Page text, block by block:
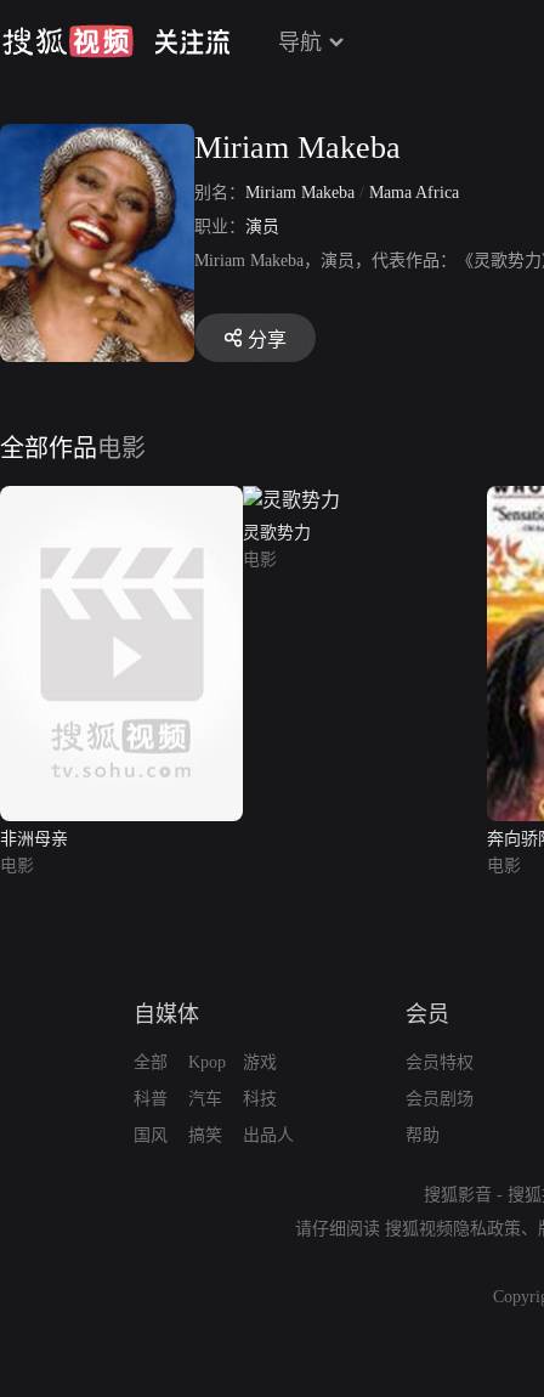
导航
Miriam Makeba
别名： Miriam Makeba / Mama Africa
职业： 演员
Miriam Makeba，演员，代表作品：《灵歌势
分享
全部作品电影
非洲母亲
电影
灵歌势力
电影
奔向骄
电影
自媒体
全部
科普
国风
Kpop
汽车
搞笑
游戏
科技
出品人
会员
会员特权
会员剧场
帮助
搜狐影音 - 搜
请仔细阅读 搜狐视频隐私政策、